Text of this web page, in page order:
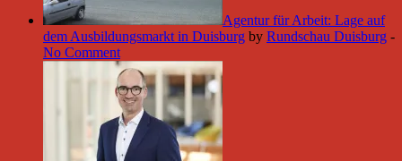
Agentur für Arbeit: Lage auf
dem Ausbildungsmarkt in Duisburg by Rundschau Duisburg -
No Comment